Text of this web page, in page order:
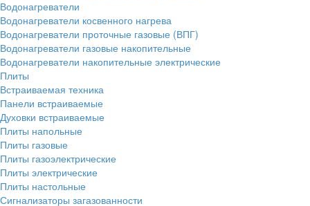
Водонагреватели
Водонагреватели косвенного нагрева
Водонагреватели проточные газовые (ВПГ)
Водонагреватели газовые накопительные
Водонагреватели накопительные электрические
Плиты
Встраиваемая техника
Панели встраиваемые
Духовки встраиваемые
Плиты напольные
Плиты газовые
Плиты газоэлектрические
Плиты электрические
Плиты настольные
Сигнализаторы загазованности